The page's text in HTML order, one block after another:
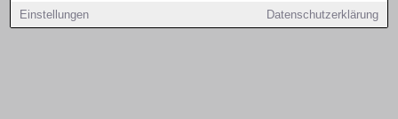
Einstellungen Datenschutzerklärung
Copyright © 2000 - 2026 | 1A Infosysteme GmbH | Content by: 1a-sites-autos